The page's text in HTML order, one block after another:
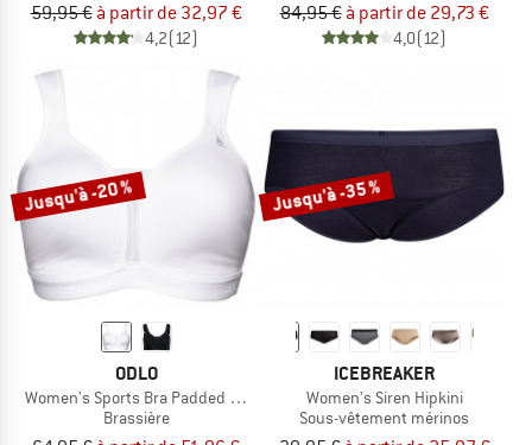
59,95 € à partir de 32,97 €
4,2(12)
84,95 € à partir de 29,73 €
4,0(12)
Jusqu'à -20 %
ODLO
Women's Sports Bra Padded High
Brassière
Jusqu'à -35 %
ICEBREAKER
Women's Siren Hipkini
Sous-vêtement mérinos